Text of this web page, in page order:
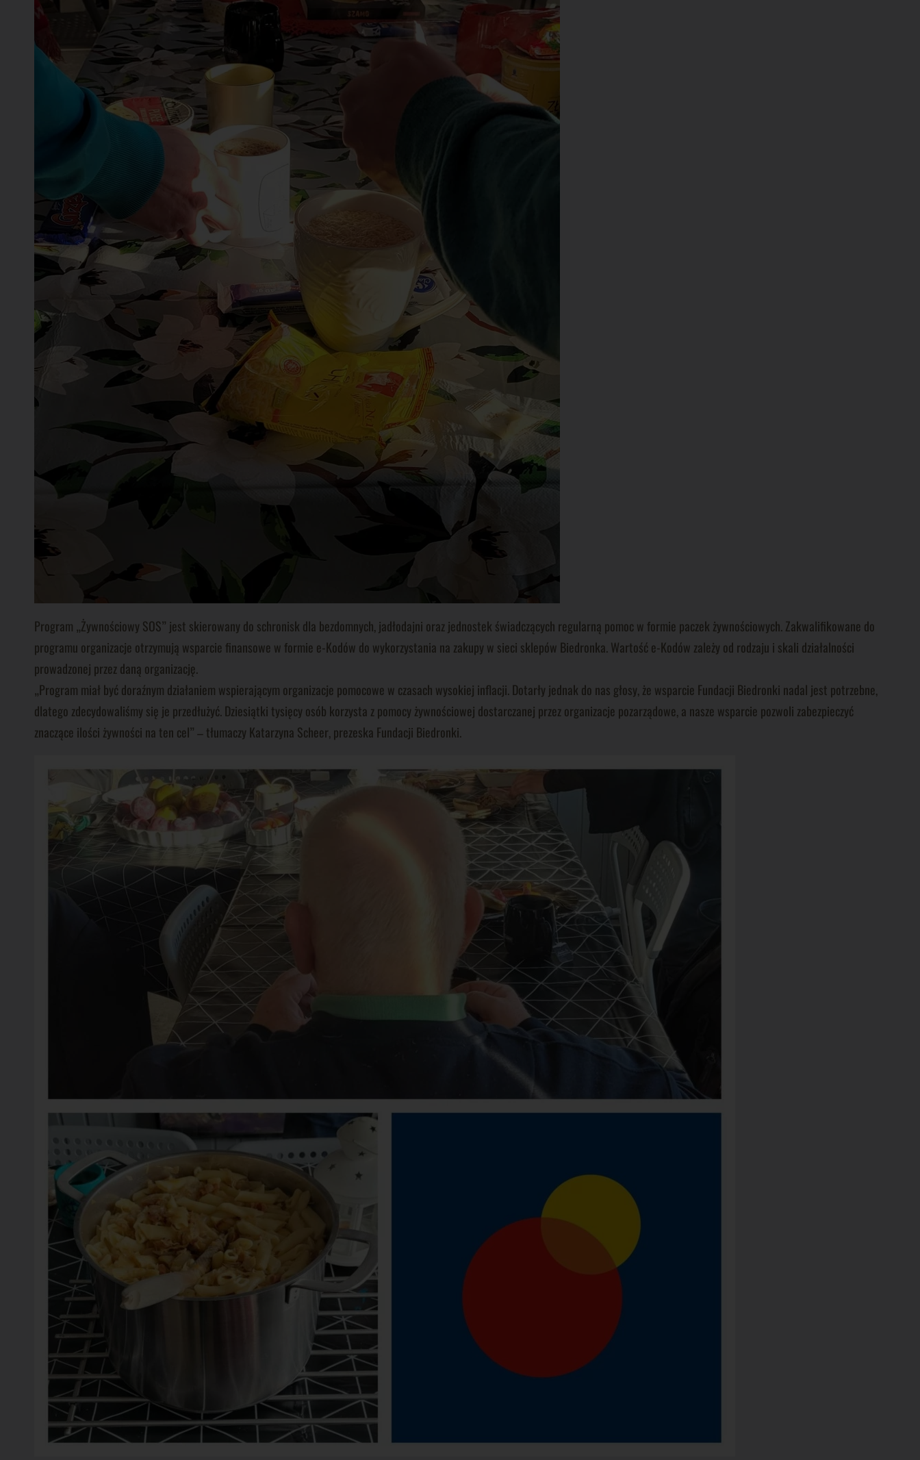
Program „Żywnościowy SOS” jest skierowany do schronisk dla bezdomnych, jadłodajni oraz jednostek świadczących regularną pomoc w formie paczek żywnościowych. Zakwalifikowane do
programu organizacje otrzymują wsparcie finansowe w formie e-Kodów do wykorzystania na zakupy w sieci sklepów Biedronka. Wartość e-Kodów zależy od rodzaju i skali działalności
prowadzonej przez daną organizację.
„Program miał być doraźnym działaniem wspierającym organizacje pomocowe w czasach wysokiej inflacji. Dotarły jednak do nas głosy, że wsparcie Fundacji Biedronki nadal jest potrzebne,
dlatego zdecydowaliśmy się je przedłużyć. Dziesiątki tysięcy osób korzysta z pomocy żywnościowej dostarczanej przez organizacje pozarządowe, a nasze wsparcie pozwoli zabezpieczyć
znaczące ilości żywności na ten cel” – tłumaczy Katarzyna Scheer, prezeska Fundacji Biedronki.